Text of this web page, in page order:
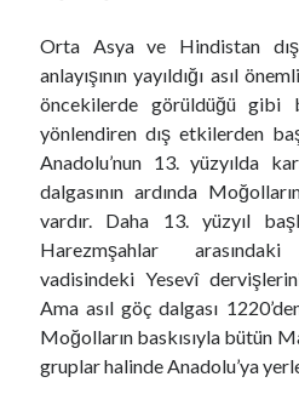
Orta Asya ve Hindistan
anlayışının yayıldığı asıl
öncekilerde görüldüğü gibi
yönlendiren dış etkilerden
Anadolu’nun 13. yüzyılda
dalgasının ardında
vardır. Daha 13. yüzyıl
Harezmşahlar
vadisindeki Yesevî
Ama asıl göç dalgası
Moğolların baskısıyla bütün
gruplar halinde Anadolu’ya